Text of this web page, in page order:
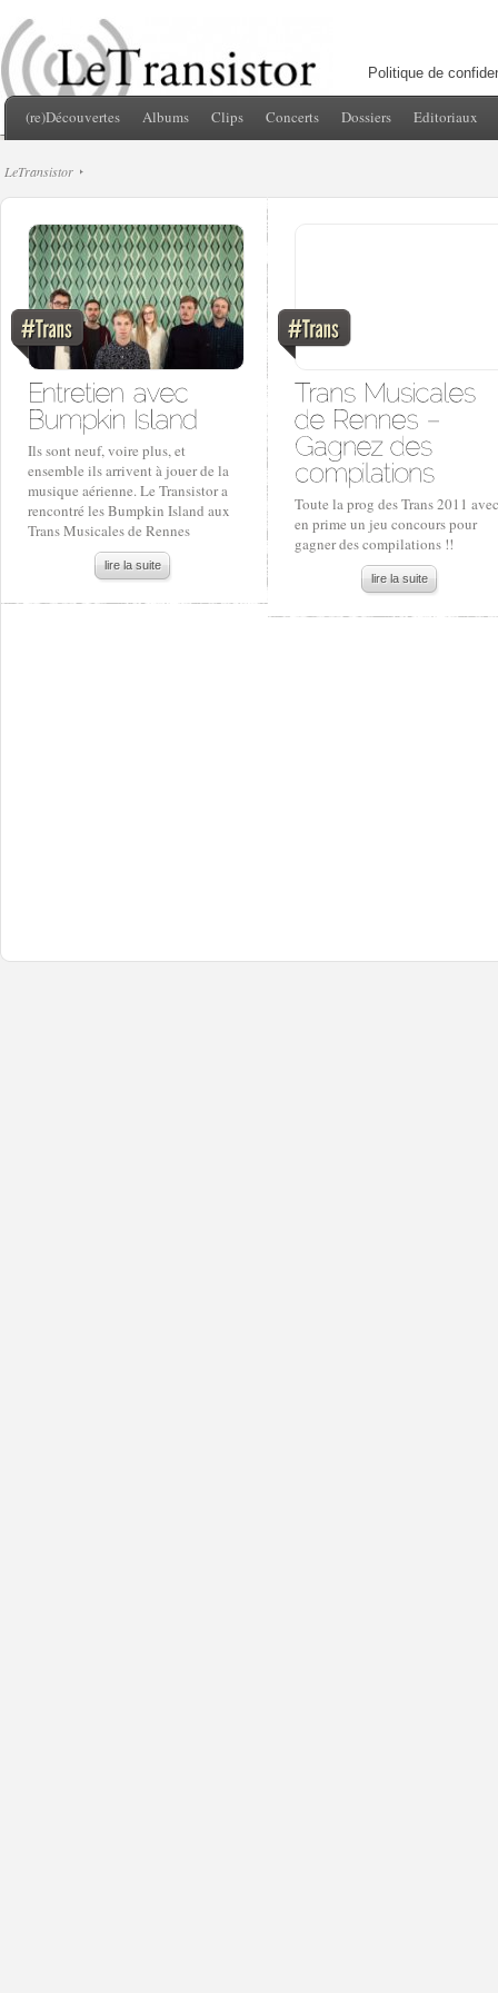
Politique de
(re)Découvertes Albums Clips Concerts Dossiers Editoriaux
LeTransistor
Ils sont neuf, voire plus, et
ensemble ils arrivent à jouer de la
musique aérienne. Le Transistor a
rencontré les Bumpkin Island aux
Trans Musicales de Rennes
lire la suite
Toute la prog des Trans 2011 avec
en prime un jeu concours pour
gagner des compilations !!
lire la suite